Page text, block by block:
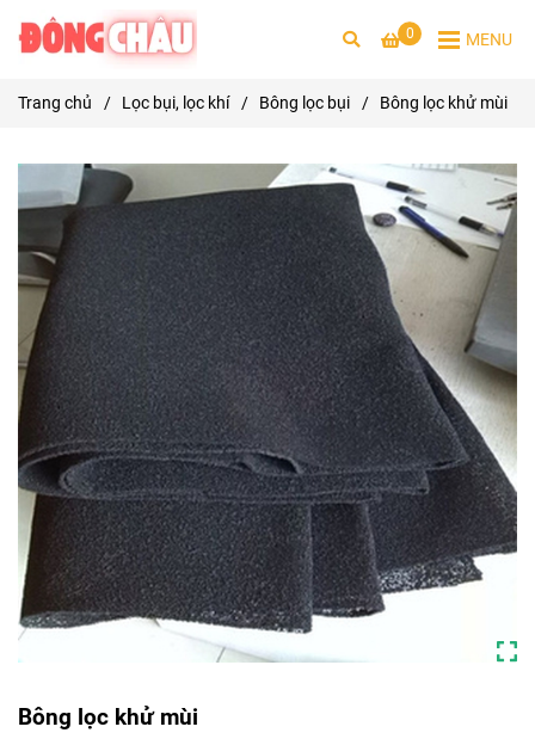
0 MENU
Trang chủ / Lọc bụi, lọc khí / Bông lọc bụi / Bông lọc khử mùi
Bông lọc khử mùi